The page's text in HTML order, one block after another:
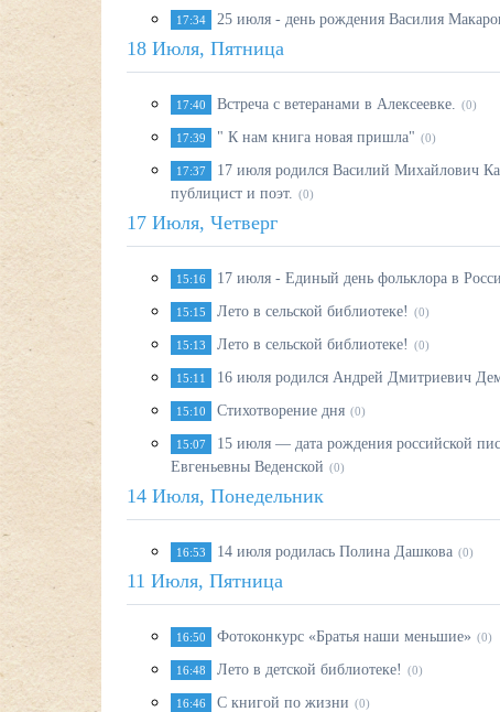
17:34 25 июля - день рождения Василия
18 Июля, Пятница
17:40 Встреча с ветеранами в Алексеевке. (0)
17:39 " К нам книга новая пришла" (0)
17:37
17 июля родился Василий Михайлович
публицист и поэт. (0)
17 Июля, Четверг
15:16 17 июля - Единый день фольклора в
15:15 Лето в сельской библиотеке! (0)
15:13 Лето в сельской библиотеке! (0)
15:11 16 июля родился Андрей Дмитриевич
15:10 Стихотворение дня (0)
15:07
15 июля — дата рождения российской
Евгеньевны Веденской (0)
14 Июля, Понедельник
16:53 14 июля родилась Полина Дашкова (0)
11 Июля, Пятница
16:50 Фотоконкурс «Братья наши меньшие» (0)
16:48 Лето в детской библиотеке! (0)
16:46 С книгой по жизни (0)